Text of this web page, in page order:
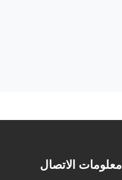
معلومات الاتصال